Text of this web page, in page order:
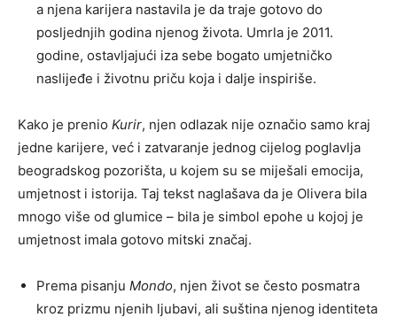
a njena karijera nastavila je da traje gotovo do
posljednjih godina njenog života. Umrla je 2011.
godine, ostavljajući iza sebe bogato umjetničko
naslijeđe i životnu priču koja i dalje inspiriše.
Kako je prenio Kurir, njen odlazak nije označio samo kraj
jedne karijere, već i zatvaranje jednog cijelog poglavlja
beogradskog pozorišta, u kojem su se miješali emocija,
umjetnost i istorija. Taj tekst naglašava da je Olivera bila
mnogo više od glumice – bila je simbol epohe u kojoj je
umjetnost imala gotovo mitski značaj.
Prema pisanju Mondo, njen život se često posmatra
kroz prizmu njenih ljubavi, ali suština njenog identiteta